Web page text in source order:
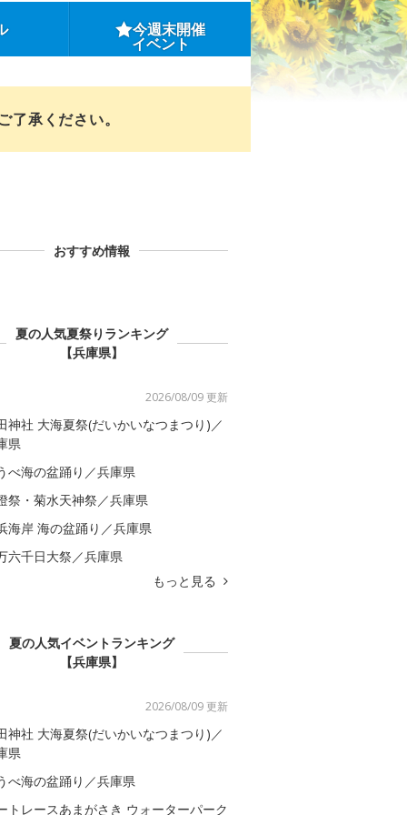
今週末開催
イベント
承ください。
おすすめ情報
夏の人気夏祭りランキング
【兵庫県】
2026/08/09 更新
神社 大海夏祭(だいかいなつまつり)／
県
べ海の盆踊り／兵庫県
祭・菊水天神祭／兵庫県
海岸 海の盆踊り／兵庫県
六千日大祭／兵庫県
もっと見る
夏の人気イベントランキング
【兵庫県】
2026/08/09 更新
神社 大海夏祭(だいかいなつまつり)／
県
べ海の盆踊り／兵庫県
トレースあまがさき ウォーターパーク